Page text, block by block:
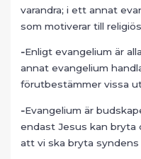
varandra; i ett annat
som motiverar till
-Enligt evangelium är
annat evangelium
förutbestämmer vissa
-Evangelium är
endast Jesus kan bryta
att vi ska bryta syndens